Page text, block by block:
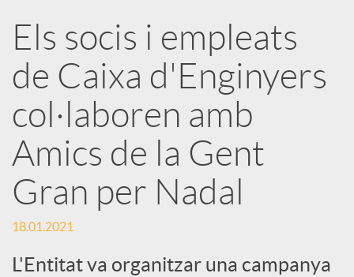
r
x
e
s
S
Els socis i empleats
de Caixa d'Enginyers
col·laboren amb
Amics de la Gent
Gran per Nadal
18.01.2021
L'Entitat va organitzar una campanya